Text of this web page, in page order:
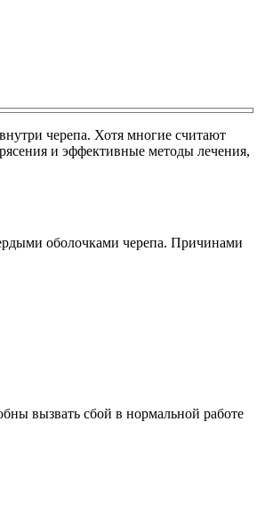
черепа. Хотя многие считают
и эффективные методы лечения,
оболочками черепа. Причинами
вызвать сбой в нормальной работе